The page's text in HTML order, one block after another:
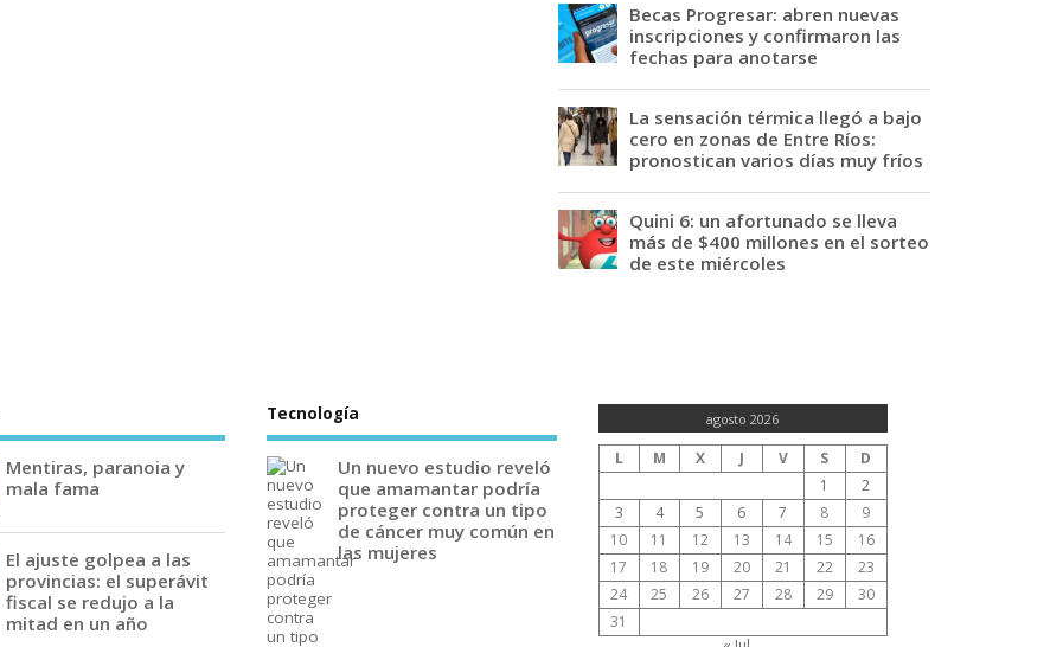
Becas Progresar: abren nuevas
inscripciones y confirmaron las
fechas para anotarse
La sensación térmica llegó a bajo
cero en zonas de Entre Ríos:
pronostican varios días muy fríos
Quini 6: un afortunado se lleva
más de $400 millones en el sorteo
de este miércoles
Mentiras, paranoia y
mala fama
El ajuste golpea a las
provincias: el superávit
fiscal se redujo a la
mitad en un año
Tecnología
Un nuevo estudio reveló
que amamantar podría
proteger contra un tipo
de cáncer muy común en
las mujeres
agosto 2026
L M X J V S
D
1
2
3
4 5 6 7 8
9
10
11 12 13 14 15
16
17
18 19 20 21 22
23
24
25 26 27 28 29
30
31